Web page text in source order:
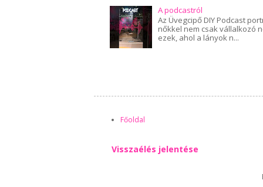
A podcastról
Az Üvegcipő DIY Podcast
nőkkel nem csak vállalkozó
ezek, ahol a lányok n...
Főoldal
Visszaélés jelentése